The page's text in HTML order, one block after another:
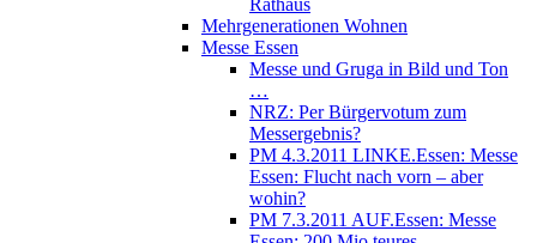
Rathaus
Mehrgenerationen Wohnen
Messe Essen
Messe und Gruga in Bild und Ton
…
NRZ: Per Bürgervotum zum
Messergebnis?
PM 4.3.2011 LINKE.Essen: Messe
Essen: Flucht nach vorn – aber
wohin?
PM 7.3.2011 AUF.Essen: Messe